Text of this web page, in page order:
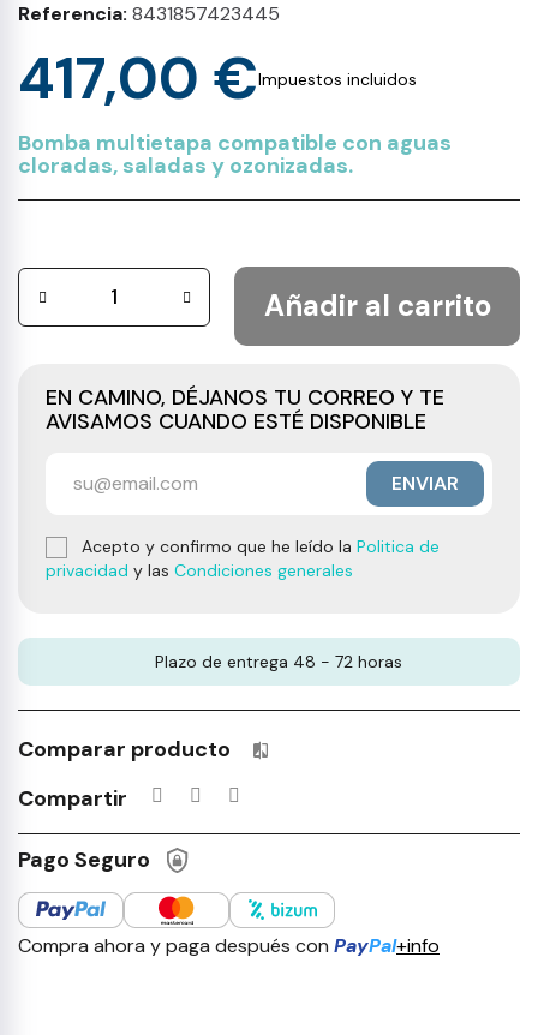
Referencia 8431857423445
417,00 €Impuestos incluidos
Bomba multietapa compatible con aguas
cloradas, saladas y ozonizadas.
Añadir al carrito
EN CAMINO, DÉJANOS TU CORREO Y TE
AVISAMOS CUANDO ESTÉ DISPONIBLE
ENVIAR
Acepto y confirmo que he leído la Politica de
privacidad y las Condiciones generales
Plazo de entrega 48 - 72 horas
Comparar producto Productos incluidos en tu lista
Compartir
Pago Seguro
Compra ahora y paga después con PayPal+info